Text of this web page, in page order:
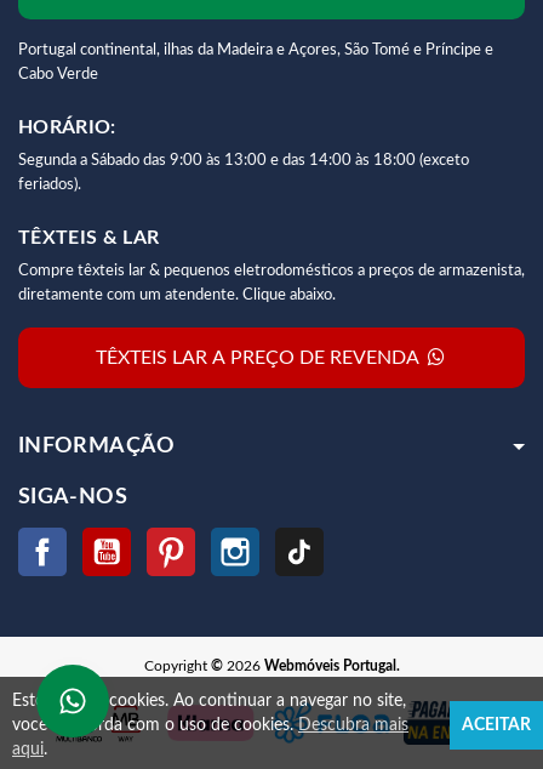
Portugal continental, ilhas da Madeira e Açores, São Tomé e Príncipe e
Cabo Verde
HORÁRIO:
Segunda a Sábado das 9:00 às 13:00 e das 14:00 às 18:00 (exceto
feriados).
TÊXTEIS & LAR
Compre têxteis lar & pequenos eletrodomésticos a preços de armazenista,
diretamente com um atendente. Clique abaixo.
TÊXTEIS LAR A PREÇO DE REVENDA
INFORMAÇÃO
SIGA-NOS
Facebook YouTube Pinterest Instagram
Copyright ©2026 Webmóveis Portugal.
Este site usa cookies. Ao continuar a navegar no site,
você concorda com o uso de cookies.Descubra mais
aqui.
ACEITAR